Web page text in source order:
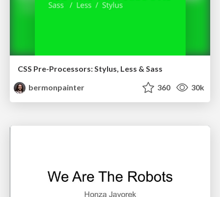
CSS Pre-Processors: Stylus, Less & Sass
bermonpainter
360 30k